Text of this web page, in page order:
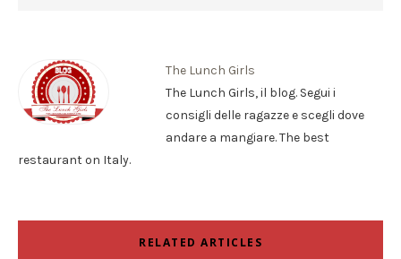
The Lunch Girls
The Lunch Girls, il blog. Segui i
consigli delle ragazze e scegli dove
andare a mangiare. The best
restaurant on Italy.
RELATED ARTICLES